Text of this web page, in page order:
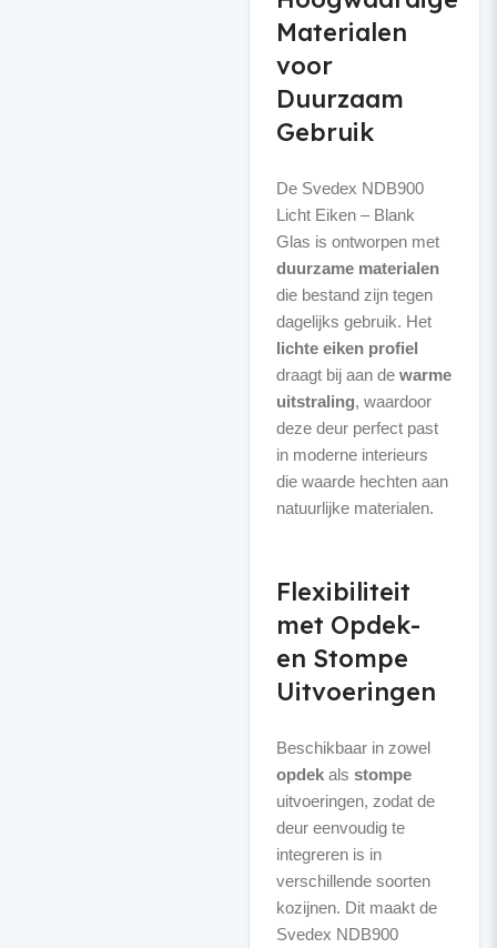
Materialen
voor
Duurzaam
Gebruik
De Svedex NDB900
Licht Eiken – Blank
Glas is ontworpen met
duurzame materialen
die bestand zijn tegen
dagelijks gebruik. Het
lichte eiken profiel
draagt bij aan de warme
uitstraling, waardoor
deze deur perfect past
in moderne interieurs
die waarde hechten aan
natuurlijke materialen.
Flexibiliteit
met Opdek-
en Stompe
Uitvoeringen
Beschikbaar in zowel
opdekals stompe
uitvoeringen, zodat de
deur eenvoudig te
integreren is in
verschillende soorten
kozijnen. Dit maakt de
Svedex NDB900